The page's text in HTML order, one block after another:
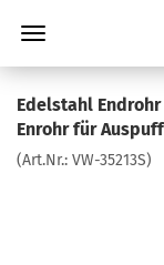
Edelstahl Endrohr
Enrohr für Auspuff
(Art.Nr.: VW-35213S)